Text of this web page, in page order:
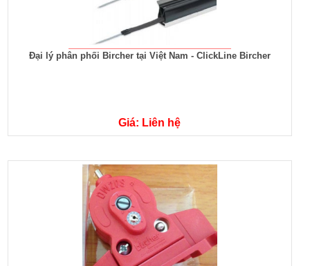
Đại lý phân phối Bircher tại Việt Nam - ClickLine Bircher
Giá: Liên hệ